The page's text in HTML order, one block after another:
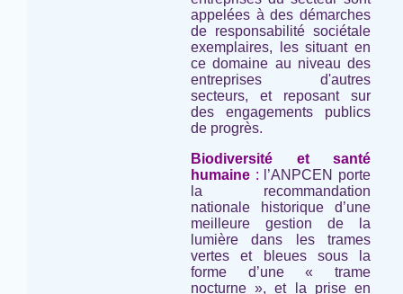
appelées à des démarches
de responsabilité sociétale
exemplaires, les situant en
ce domaine au niveau des
entreprises d'autres
secteurs, et reposant sur
des engagements publics
de progrès.
Biodiversité et santé
humaine : l’ANPCEN porte
la recommandation
nationale historique d’une
meilleure gestion de la
lumière dans les trames
vertes et bleues sous la
forme d’une « trame
nocturne », et la prise en